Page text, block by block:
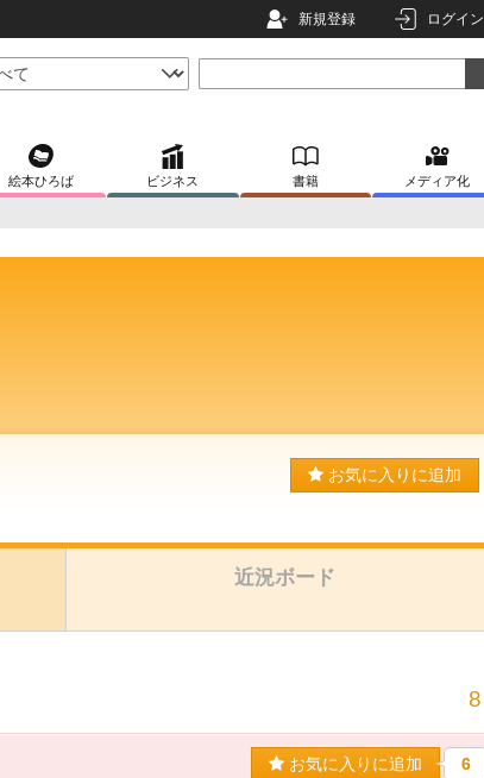
新規登録 ログイン
絵本ひろば ビジネス 書籍 メディア化
お気に入りに追加
近況ボード
8
お気に入りに追加 6